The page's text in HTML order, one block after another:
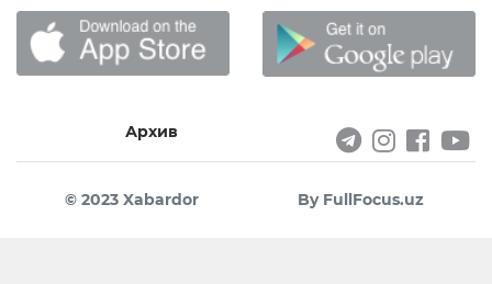
Архив
© 2023 Xabardor By FullFocus.uz